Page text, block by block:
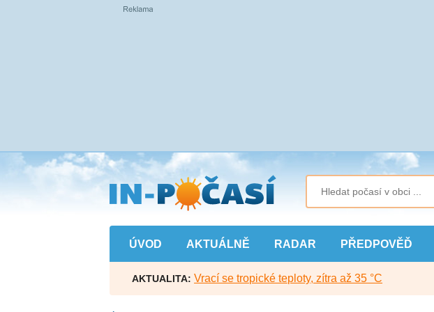
Přejít
na
hlavní
obsah
ÚVOD AKTUÁLNĚ RADAR PŘEDPOVĚĎ
AKTUALITA: Vrací se tropické teploty, zítra až 35 °C